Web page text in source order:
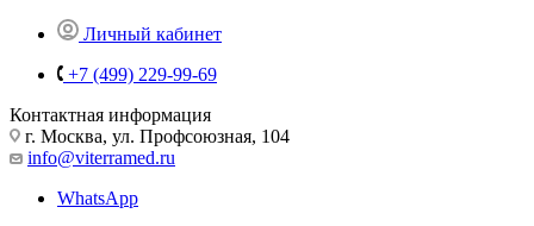
Личный кабинет
+7 (499) 229-99-69
Контактная информация
г. Москва, ул. Профсоюзная, 104
info@viterramed.ru
WhatsApp